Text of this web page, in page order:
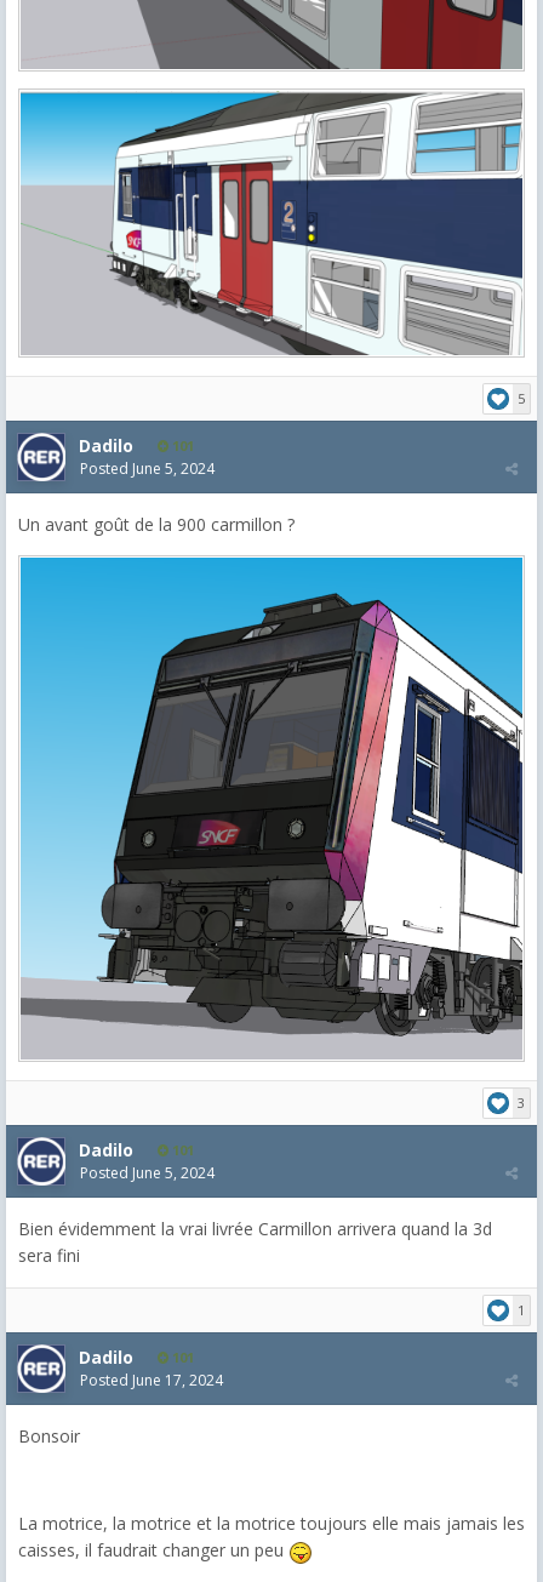
5
Dadilo 101
Posted June 5, 2024
Un avant goût de la 900 carmillon ?
3
Dadilo 101
Posted June 5, 2024
Bien évidemment la vrai livrée Carmillon arrivera quand la 3d
sera fini
1
Dadilo 101
Posted June 17, 2024
Bonsoir
La motrice, la motrice et la motrice toujours elle mais jamais les
caisses, il faudrait changer un peu